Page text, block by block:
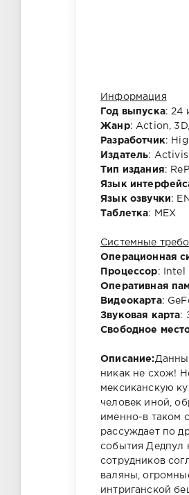
Информация
Год выпуска: 24
Жанр: Action,
Разработчик:
Издатель:
Тип издания:
Язык
Язык озвучки:
Таблетка: MEX
Системные
Операционная
Процессор: Intel
Оперативная
Видеокарта:
Звуковая карта:
Свободное
Описание:
никак не схож!
мексиканскую
человек иной,
именно-в таком
рассуждает по
события Дедпул
сотрудников
валяны,
интриганской